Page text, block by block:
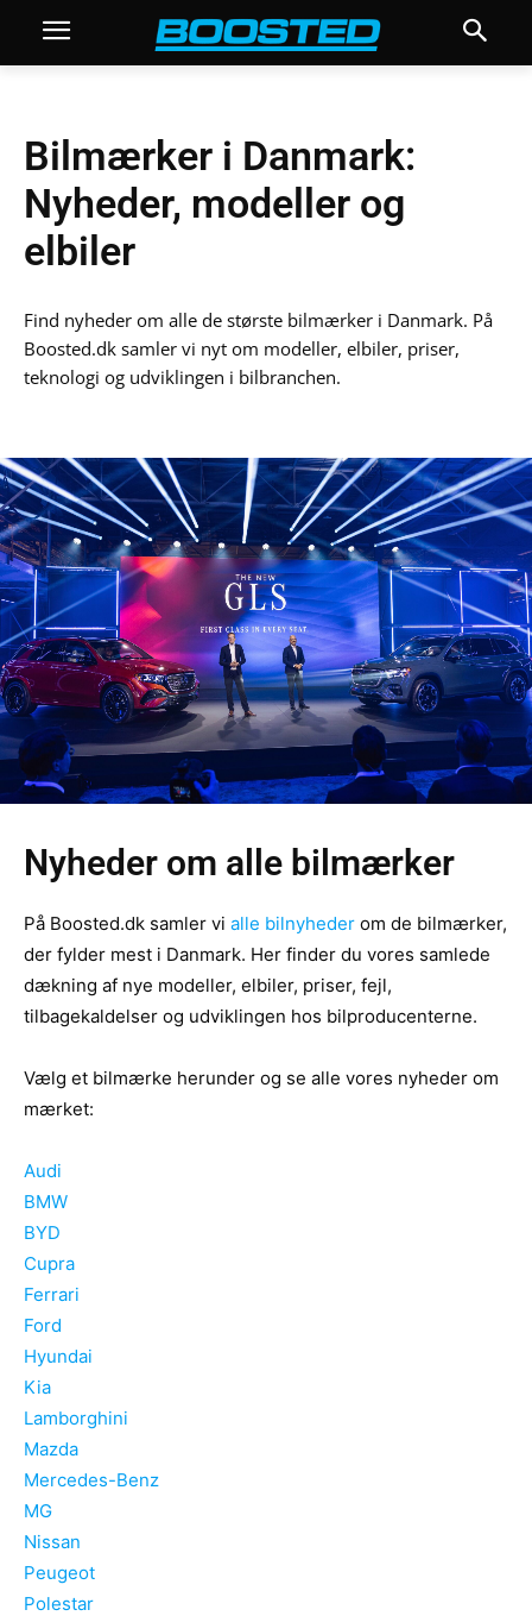
Bilmærker i Danmark:
Nyheder, modeller og
elbiler
Find nyheder om alle de største bilmærker i Danmark. På
Boosted.dk samler vi nyt om modeller, elbiler, priser,
teknologi og udviklingen i bilbranchen.
Nyheder om alle bilmærker
På Boosted.dk samler vi alle bilnyheder om de bilmærker,
der fylder mest i Danmark. Her finder du vores samlede
dækning af nye modeller, elbiler, priser, fejl,
tilbagekaldelser og udviklingen hos bilproducenterne.
Vælg et bilmærke herunder og se alle vores nyheder om
mærket:
Audi
BMW
BYD
Cupra
Ferrari
Ford
Hyundai
Kia
Lamborghini
Mazda
Mercedes-Benz
MG
Nissan
Peugeot
Polestar